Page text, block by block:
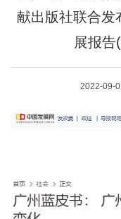
献出版社联合发
展报告
2022-09-